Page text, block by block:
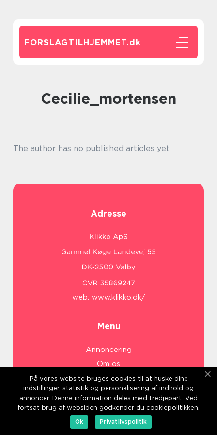
FORSLAGTILHJEMMET.dk
cecilie_mortensen
The author has no published articles yet
Adresse
web: www.klikko.dk/
Menu
Annoncering
Om os
Cookies
Kontakt os
Sitemap
På vores website bruges cookies til at huske dine
indstillinger, statistik og personalisering af indhold og
annoncer. Denne information deles med tredjepart. Ved
fortsat brug af websiden godkender du cookiepolitikken.
Ok
Privatlivspolitik